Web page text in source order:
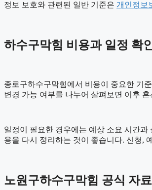
정보 보호와 관련된 일반 기준은 개인정보
하수구막힘 비용과 일정 확
종로구하수구막힘에서 비용이 중요한 기
변경 가능 여부를 나누어 살펴보면 이후
일정이 필요한 경우에는 예상 소요 시간과
용을 다시 정리하는 것이 좋습니다. 신청,
노원구하수구막힘 공식 자